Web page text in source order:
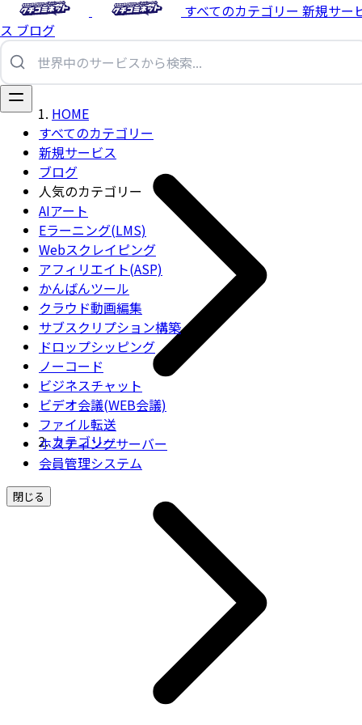
すべてのカテゴリー 新規サー
ス ブログ
すべてのカテゴリー
新規サービス
ブログ
人気のカテゴリー
AIアート
Eラーニング(LMS)
Webスクレイピング
アフィリエイト(ASP)
かんばんツール
クラウド動画編集
サブスクリプション構築
ドロップシッピング
ノーコード
ビジネスチャット
ビデオ会議(WEB会議)
ファイル転送
ホスティングサーバー
会員管理システム
閉じる
HOME
カテゴリー